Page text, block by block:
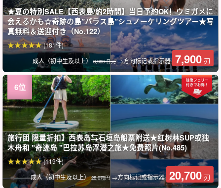
★夏の特別SALE【西表島/約2時間】当日予約OK！ウミガメに
会えるかも☆奇跡の島”バラス島”シュノーケリングツアー★写
真無料＆送迎付き（No.122）
成人（初中生及以上） 8,900 日元→方向标记或指示器 7,900 刃
(181件)
旅行团 限量折扣】西表岛⇆石垣岛船票附送★红树林SUP或独
木舟和 "奇迹岛 "巴拉苏岛浮潜之旅★免费照片(No.485)
成人（初中生及以上）28,070円 →方向标记或指示器 20,700 刃
(119件)